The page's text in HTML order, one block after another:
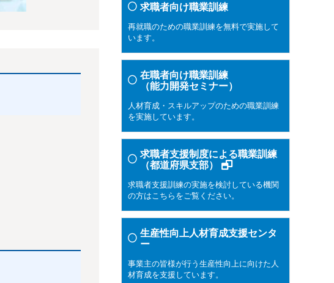
求職者向け職業訓練
再就職のための職業訓練を無料で実施して
います。
在職者向け職業訓練
（能力開発セミナー）
人材育成・スキルアップのための職業訓練
を実施しています。
求職者支援制度による職業訓練
（都道府県支部）
求職者支援訓練の実施を検討している機関
の方はこちらをご覧ください。
生産性向上人材育成支援センタ
ー
事業主の皆様が行う生産性向上に向けた人
材育成を支援しています。